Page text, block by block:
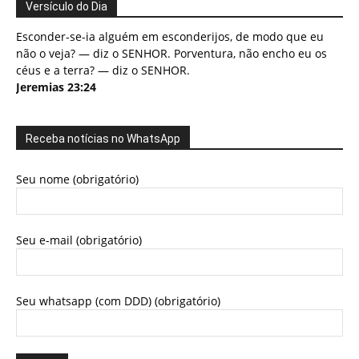
Versículo do Dia
Esconder-se-ia alguém em esconderijos, de modo que eu
não o veja? — diz o SENHOR. Porventura, não encho eu os
céus e a terra? — diz o SENHOR.
Jeremias 23:24
Receba notícias no WhatsApp
Seu nome (obrigatório)
Seu e-mail (obrigatório)
Seu whatsapp (com DDD) (obrigatório)